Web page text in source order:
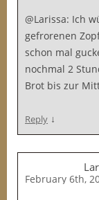
@Larissa: Ich
gefrorenen
schon mal
nochmal 2
Brot bis zur
Reply ↓
February 6th,